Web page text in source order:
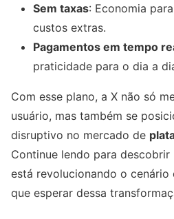
Sem taxas: Economia
custos extras.
Pagamentos em tempo
praticidade para o dia a
Com esse plano, a X não só
usuário, mas também se
disruptivo no mercado de
Continue lendo para
está revolucionando o cenário
que esperar dessa